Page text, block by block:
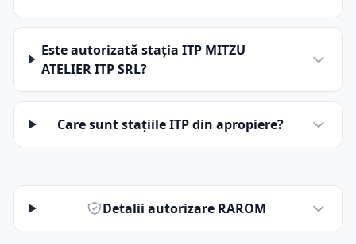
Este autorizată stația ITP MITZU
ATELIER ITP SRL?
Care sunt stațiile ITP din apropiere?
Detalii autorizare RAROM